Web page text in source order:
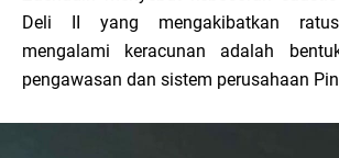
Deli II yang mengakibatkan
mengalami keracunan adalah
pengawasan dan sistem perusahaan